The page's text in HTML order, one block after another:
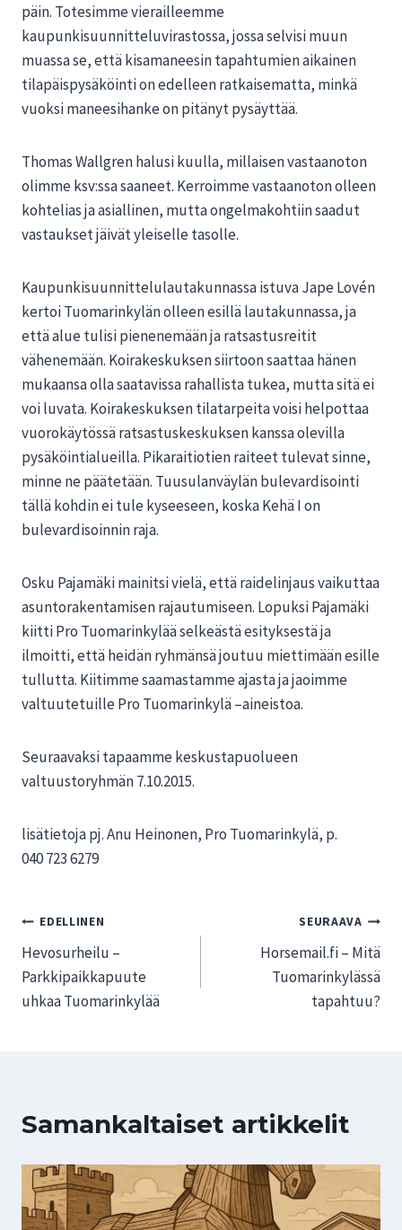
päin. Totesimme vierailleemme
kaupunkisuunnitteluvirastossa, jossa selvisi muun
muassa se, että kisamaneesin tapahtumien aikainen
tilapäispysäköinti on edelleen ratkaisematta, minkä
vuoksi maneesihanke on pitänyt pysäyttää.
Thomas Wallgren halusi kuulla, millaisen vastaanoton
olimme ksv:ssa saaneet. Kerroimme vastaanoton olleen
kohtelias ja asiallinen, mutta ongelmakohtiin saadut
vastaukset jäivät yleiselle tasolle.
Kaupunkisuunnittelulautakunnassa istuva Jape Lovén
kertoi Tuomarinkylän olleen esillä lautakunnassa, ja
että alue tulisi pienenemään ja ratsastusreitit
vähenemään. Koirakeskuksen siirtoon saattaa hänen
mukaansa olla saatavissa rahallista tukea, mutta sitä ei
voi luvata. Koirakeskuksen tilatarpeita voisi helpottaa
vuorokäytössä ratsastuskeskuksen kanssa olevilla
pysäköintialueilla. Pikaraitiotien raiteet tulevat sinne,
minne ne päätetään. Tuusulanväylän bulevardisointi
tällä kohdin ei tule kyseeseen, koska Kehä I on
bulevardisoinnin raja.
Osku Pajamäki mainitsi vielä, että raidelinjaus vaikuttaa
asuntorakentamisen rajautumiseen. Lopuksi Pajamäki
kiitti Pro Tuomarinkylää selkeästä esityksestä ja
ilmoitti, että heidän ryhmänsä joutuu miettimään esille
tullutta. Kiitimme saamastamme ajasta ja jaoimme
valtuutetuille Pro Tuomarinkylä –aineistoa.
Seuraavaksi tapaamme keskustapuolueen
valtuustoryhmän 7.10.2015.
lisätietoja pj. Anu Heinonen, Pro Tuomarinkylä, p.
040 723 6279
Artikkelien
selaus
EDELLINEN
Hevosurheilu –
Parkkipaikkapuute
uhkaa Tuomarinkylää
SEURAAVA
Horsemail.fi – Mitä
Tuomarinkylässä
tapahtuu?
Samankaltaiset artikkelit